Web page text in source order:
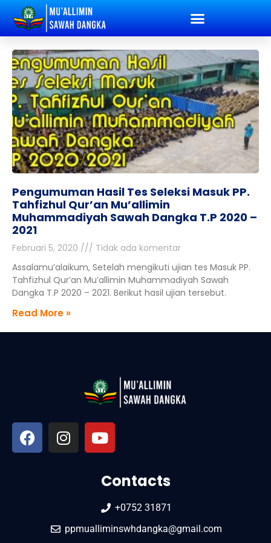
Pengumuman Hasil Tes Seleksi Masuk PP.
Tahfizhul Qur’an Mu’allimin
Muhammadiyah Sawah Dangka T.P 2020 –
2021
Februari 5, 2020
Tidak ada komentar
Assalamu’alaikum, Setelah mengikuti ujian tes Masuk PP.
Tahfizhul Qur’an Mu’allimin Muhammadiyah Sawah
Dangka T.P 2020 – 2021. Berikut hasil ujian tersebut.
Read More »
Contacts
+0752 31871
ppmualliminswhdangka@gmail.com